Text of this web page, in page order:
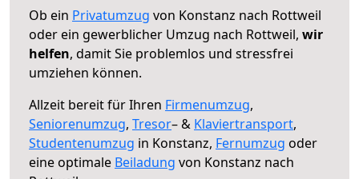
Ob ein Privatumzug von Konstanz nach Rottweil
oder ein gewerblicher Umzug nach Rottweil, wir
helfen, damit Sie problemlos und stressfrei
umziehen können.
Allzeit bereit für Ihren Firmenumzug,
Seniorenumzug, Tresor– & Klaviertransport,
Studentenumzug in Konstanz, Fernumzug oder
eine optimale Beiladung von Konstanz nach